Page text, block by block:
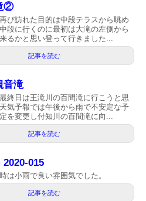
②
び訪れた目的は中段テラスから眺め
段に行くのに最初は大滝の左側から
るかと思い登って行きました...
記事を読む
音滝
終日は王滝川の百間滝に行こうと思
気予報では午後から雨で不安定な予
を変更し付知川の百間滝に向...
記事を読む
015
は小雨で良い雰囲気でした。
記事を読む